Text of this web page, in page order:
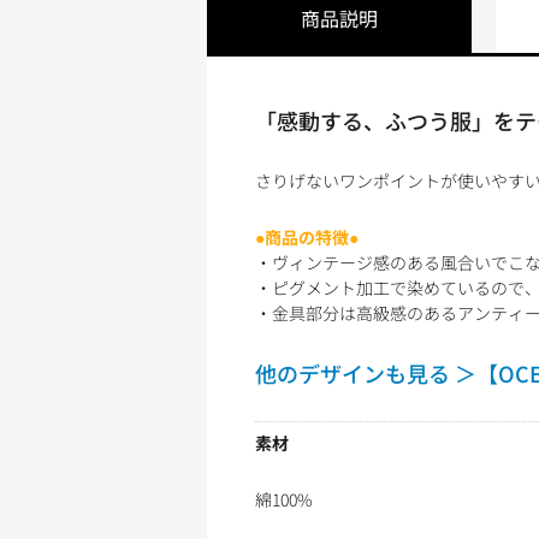
商品説明
「感動する、ふつう服」を
さりげないワンポイントが使いやす
●商品の特徴●
・ヴィンテージ感のある風合いでこ
・ピグメント加工で染めているので
・金具部分は高級感のあるアンティ
他のデザインも見る ＞【
素材
綿100%